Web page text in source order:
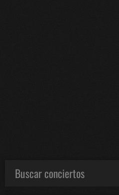
Buscar conciertos